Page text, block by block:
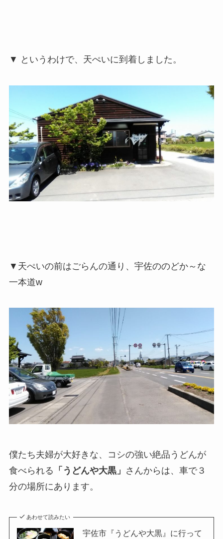
▼ というわけで、天ぺいに到着しました。
▼天ぺいの前はごらんの通り、宇佐ののどか～な
一本道w
僕たち夫婦が大好きな、コシの強い絶品うどんが
食べられる 「うどんや大黒」 さんからは、車で３
分の場所にあります。
あわせて読みたい
宇佐市『うどんや大黒』に行って